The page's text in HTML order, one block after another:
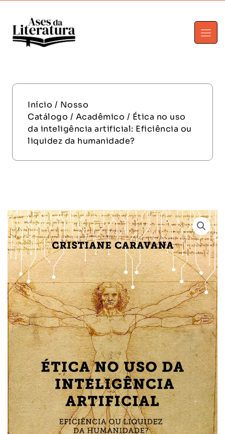
Início / Nosso
Catálogo / Acadêmico / Ética no uso
da inteligência artificial: Eficiência ou
liquidez da humanidade?